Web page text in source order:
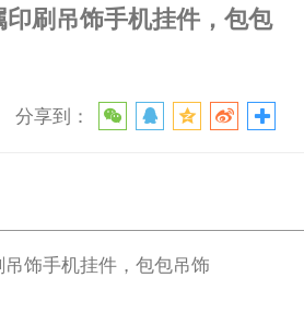
刷吊饰手机挂件，包包
分享到：
饰手机挂件，包包吊饰